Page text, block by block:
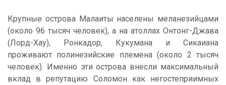
Крупные острова Малаиты населены меланезийцами
(около 96 тысяч человек), а на атоллах Онтонг-Джава
(Лорд-Хау), Ронкадор, Кукумана и Сикаиана
проживают полинезийские племена (около 2 тысяч
человек). Именно эти острова внесли максимальный
вклад в репутацию Соломон как негостеприимных